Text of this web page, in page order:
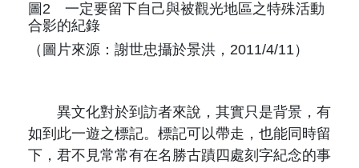
圖2 一定要留下自己與被觀光地區之特殊活動
合影的紀錄
（圖片來源：謝世忠攝於景洪，2011/4/11）
異文化對於到訪者來說，其實只是背景，有
如到此一遊之標記。標記可以帶走，也能同時留
下，君不見常常有在名勝古蹟四處刻字紀念的事